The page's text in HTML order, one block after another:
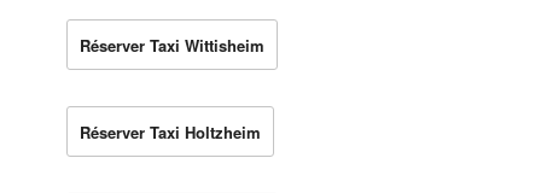
Réserver Taxi Wittisheim
Réserver Taxi Holtzheim